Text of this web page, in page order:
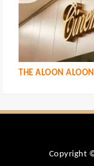
THE ALOON ALOON
Copyright